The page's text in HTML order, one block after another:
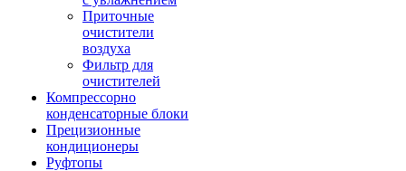
Приточные
очистители
воздуха
Фильтр для
очистителей
Компрессорно
конденсаторные блоки
Прецизионные
кондиционеры
Руфтопы